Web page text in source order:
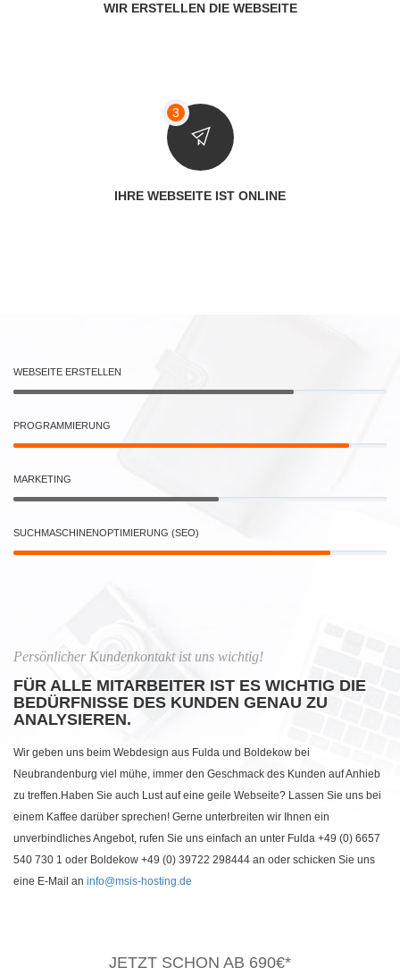
WIR ERSTELLEN DIE WEBSEITE
IHRE WEBSEITE IST ONLINE
WEBSEITE ERSTELLEN
PROGRAMMIERUNG
MARKETING
SUCHMASCHINENOPTIMIERUNG (SEO)
Persönlicher Kundenkontakt ist uns wichtig!
FÜR ALLE MITARBEITER IST ES WICHTIG DIE
BEDÜRFNISSE DES KUNDEN GENAU ZU
ANALYSIEREN.
Wir geben uns beim Webdesign aus Fulda und Boldekow bei
Neubrandenburg viel mühe, immer den Geschmack des Kunden auf Anhieb
zu treffen.Haben Sie auch Lust auf eine geile Webseite? Lassen Sie uns bei
einem Kaffee darüber sprechen! Gerne unterbreiten wir Ihnen ein
unverbindliches Angebot, rufen Sie uns einfach an unter Fulda +49 (0) 6657
540 730 1 oder Boldekow +49 (0) 39722 298444 an oder schicken Sie uns
eine E-Mail an info@msis-hosting.de
JETZT SCHON AB 690€*